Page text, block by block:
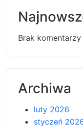
Brak
Archiwa
luty 2026
styczeń